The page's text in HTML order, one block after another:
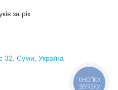
за рік
32, Суми, Україна
КНОПКА
ЗВ'ЯЗКУ